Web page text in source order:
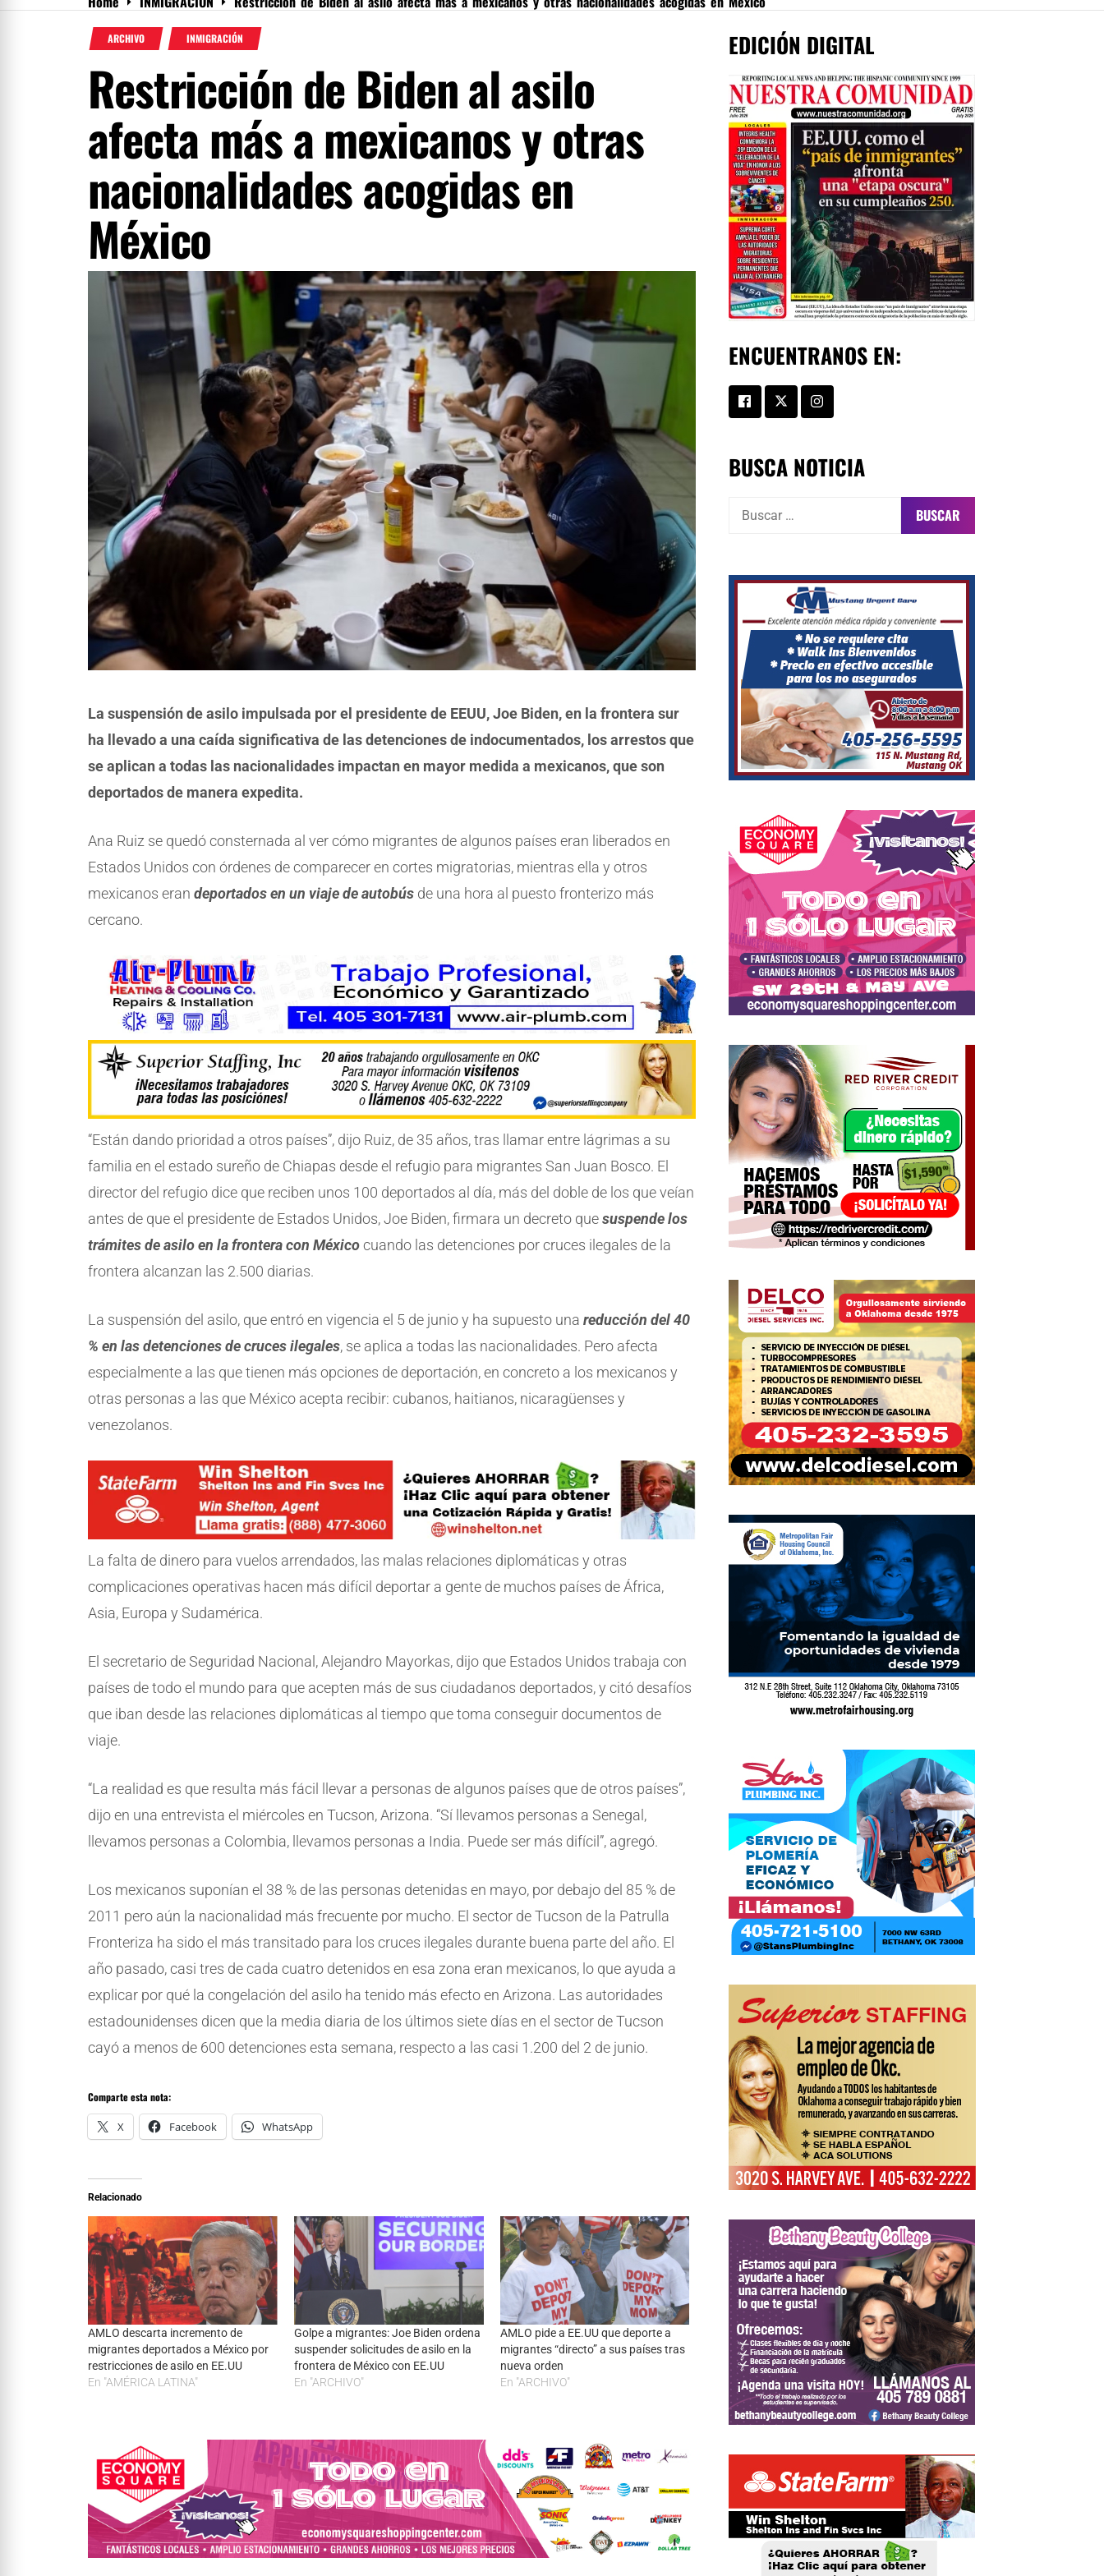
Menu
ARCHIVO INMIGRACIÓN
Restricción de Biden al asilo
afecta más a mexicanos y otras
nacionalidades acogidas en
México
La suspensión de asilo impulsada por el presidente de EEUU, Joe Biden, en la frontera sur
ha llevado a una caída significativa de las detenciones de indocumentados, los arrestos que
se aplican a todas las nacionalidades impactan en mayor medida a mexicanos, que son
deportados de manera expedita.
Ana Ruiz se quedó consternada al ver cómo migrantes de algunos países eran liberados en
Estados Unidos con órdenes de comparecer en cortes migratorias, mientras ella y otros
mexicanos eran deportados en un viaje de autobús de una hora al puesto fronterizo más
cercano.
“Están dando prioridad a otros países”, dijo Ruiz, de 35 años, tras llamar entre lágrimas a su
familia en el estado sureño de Chiapas desde el refugio para migrantes San Juan Bosco. El
director del refugio dice que reciben unos 100 deportados al día, más del doble de los que veían
antes de que el presidente de Estados Unidos, Joe Biden, firmara un decreto quesuspende los
trámites de asilo en la frontera con Méxicocuando las detenciones por cruces ilegales de la
frontera alcanzan las 2.500 diarias.
La suspensión del asilo, que entró en vigencia el 5 de junio y ha supuesto una reducción del 40
% en las detenciones de cruces ilegales, se aplica a todas las nacionalidades. Pero afecta
especialmente a las que tienen más opciones de deportación, en concreto a los mexicanos y
otras personas a las que México acepta recibir: cubanos, haitianos, nicaragüenses y
venezolanos.
La falta de dinero para vuelos arrendados, las malas relaciones diplomáticas y otras
complicaciones operativas hacen más difícil deportar a gente de muchos países de África,
Asia, Europa y Sudamérica.
El secretario de Seguridad Nacional, Alejandro Mayorkas, dijo que Estados Unidos trabaja con
países de todo el mundo para que acepten más de sus ciudadanos deportados, y citó desafíos
que iban desde las relaciones diplomáticas al tiempo que toma conseguir documentos de
viaje.
“La realidad es que resulta más fácil llevar a personas de algunos países que de otros países”,
dijo en una entrevista el miércoles en Tucson, Arizona. “Sí llevamos personas a Senegal,
llevamos personas a Colombia, llevamos personas a India. Puede ser más difícil”, agregó.
Los mexicanos suponían el 38 % de las personas detenidas en mayo, por debajo del 85 % de
2011 pero aún la nacionalidad más frecuente por mucho. El sector de Tucson de la Patrulla
Fronteriza ha sido el más transitado para los cruces ilegales durante buena parte del año. El
año pasado, casi tres de cada cuatro detenidos en esa zona eran mexicanos, lo que ayuda a
explicar por qué la congelación del asilo ha tenido más efecto en Arizona. Las autoridades
estadounidenses dicen que la media diaria de los últimos siete días en el sector de Tucson
cayó a menos de 600 detenciones esta semana, respecto a las casi 1.200 del 2 de junio.
Comparte esta nota:
X Facebook WhatsApp
Relacionado
AMLO descarta incremento de
migrantes deportados a México por
restricciones de asilo en EE.UU
En "AMÉRICA LATINA"
Golpe a migrantes: Joe Biden ordena
suspender solicitudes de asilo en la
frontera de México con EE.UU
En "ARCHIVO"
AMLO pide a EE.UU que deporte a
migrantes “directo” a sus países tras
nueva orden
En "ARCHIVO"
EDICIÓN DIGITAL
ENCUENTRANOS EN:
BUSCA NOTICIA
Buscar: